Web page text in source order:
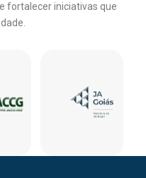
fortalecer iniciativas que